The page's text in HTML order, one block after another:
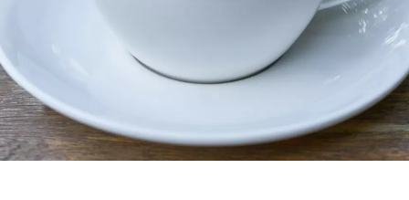
Seznam prodejen